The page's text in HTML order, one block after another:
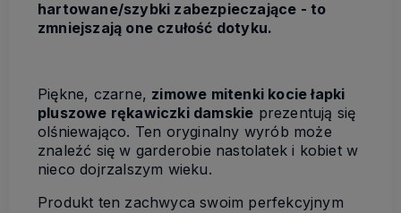
hartowane/szybki zabezpieczające - to
zmniejszają one czułość dotyku.
Piękne, czarne, zimowe mitenki kocie łapki
pluszowe rękawiczki damskie prezentują się
olśniewająco. Ten oryginalny wyrób może
znaleźć się w garderobie nastolatek i kobiet w
nieco dojrzalszym wieku.
Produkt ten zachwyca swoim perfekcyjnym